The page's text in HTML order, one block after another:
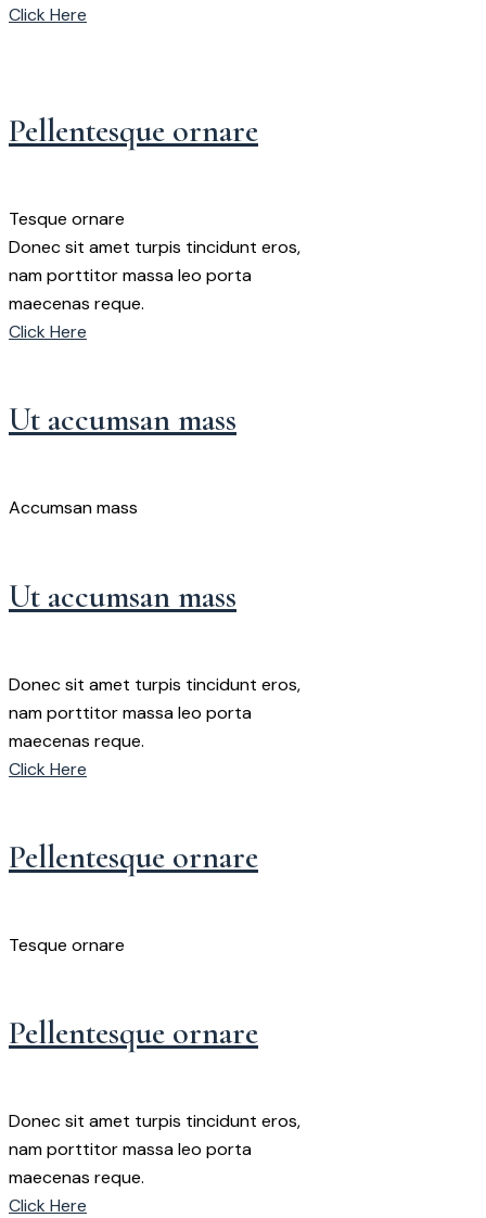
Click Here
Pellentesque ornare
Tesque ornare
Donec sit amet turpis tincidunt eros,
nam porttitor massa leo porta
maecenas reque.
Click Here
Ut accumsan mass
Accumsan mass
Ut accumsan mass
Donec sit amet turpis tincidunt eros,
nam porttitor massa leo porta
maecenas reque.
Click Here
Pellentesque ornare
Tesque ornare
Pellentesque ornare
Donec sit amet turpis tincidunt eros,
nam porttitor massa leo porta
maecenas reque.
Click Here